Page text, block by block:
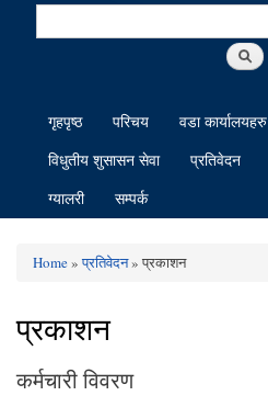
Search
गृहपृष्ठ परिचय वडा कार्यालयहरु
विधुतीय शुसासन सेवा
प्रतिवेदन
ग्यालरी
सम्पर्क
You are here
Home»प्रतिवेदन» प्रकाशन
प्रकाशन
कर्मचारी विवरण